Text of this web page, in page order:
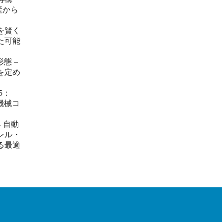
ら
賢く
可能
態 –
定め
械コ
自動
ル・
最適